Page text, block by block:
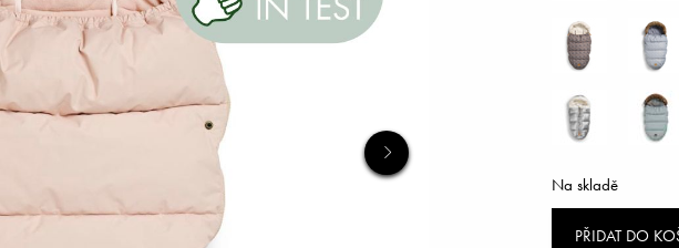
Na skladě
PŘIDAT DO